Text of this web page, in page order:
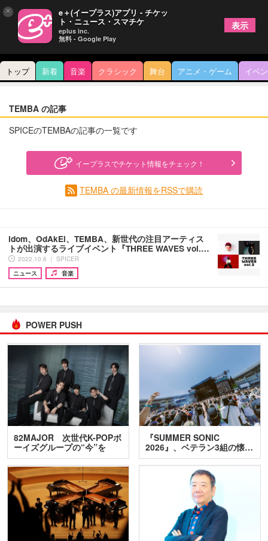
トップ 新着 音楽 クラシック 舞台 アニメ・ゲーム イベ
TEMBA の記事
SPICEのTEMBAの記事の一覧です
イープラスでチケット情報をチェック！
TEMBA の最新情報をRSSで購読
idom、OdAkEi、TEMBA、新世代の注目アーティス
トが出演するライブイベント『THREE WAVES vol.…
2022.10.6 ｜ SPICER
ニュース
音楽
POWER PUSH
82MAJOR 次世代K-POPボ
ーイズグループの“今”を
訊…
『SUMMER SONIC
2026』、ベテラン3組の懐…
× e＋(イープラス)アプリ - チケッ
ト・ニュース・スマチケ
eplus inc.
無料 - Google Play
表示